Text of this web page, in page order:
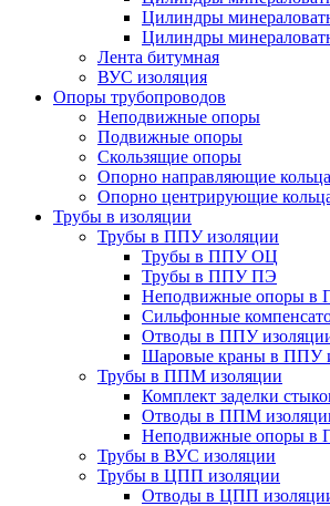
Цилиндры
Цилиндры
Лента битумная
ВУС изоляция
Опоры трубопроводов
Неподвижные опоры
Подвижные опоры
Скользящие опоры
Опорно направляющие
Опорно центрирующие
Трубы в изоляции
Трубы в ППУ изоляции
Трубы в ППУ ОЦ
Трубы в ППУ ПЭ
Неподвижные опоры в
Сильфонные
Отводы в ППУ
Шаровые краны в ППУ
Трубы в ППМ изоляции
Комплект заделки
Отводы в ППМ
Неподвижные опоры в
Трубы в ВУС изоляции
Трубы в ЦПП изоляции
Отводы в ЦПП